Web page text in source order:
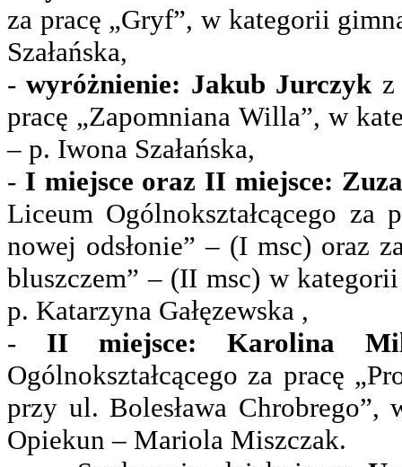
za pracę „Gryf”, w kategorii
Szałańska,
-wyróżnienie: Jakub Jurczyk
pracę „Zapomniana Willa”, w
– p. Iwona Szałańska,
- I miejsce oraz II miejsce:
Liceum Ogólnokształcącego za
nowej odsłonie” – (I msc) oraz
bluszczem” – (II msc) w
p. Katarzyna Gałęzewska ,
- II miejsce: Karolina
Ogólnokształcącego za pracę
przy ul. Bolesława Chrobrego”,
Opiekun – Mariola Miszczak.